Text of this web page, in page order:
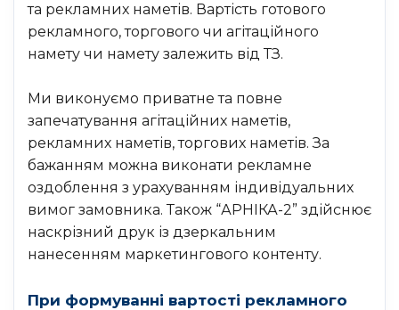
та рекламних наметів. Вартість готового
рекламного, торгового чи агітаційного
намету чи намету залежить від ТЗ.
Ми виконуємо приватне та повне
запечатування агітаційних наметів,
рекламних наметів, торгових наметів. За
бажанням можна виконати рекламне
оздоблення з урахуванням індивідуальних
вимог замовника. Також “АРНІКА-2” здійснює
наскрізний друк із дзеркальним
нанесенням маркетингового контенту.
При формуванні вартості рекламного